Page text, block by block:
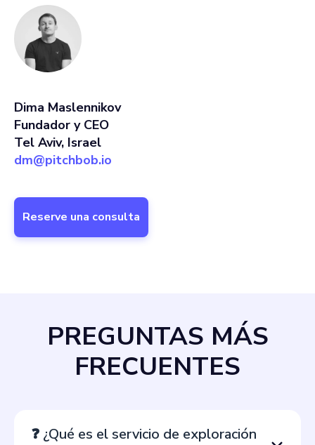
Dima Maslennikov
Fundador y CEO
Tel Aviv, Israel
dm@pitchbob.io
Reserve una consulta
PREGUNTAS MÁS
FRECUENTES
❓ ¿Qué es el servicio de exploración